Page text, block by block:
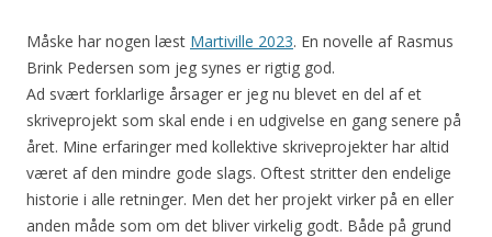
Måske har nogen læst Martiville 2023. En novelle af Rasmus
Brink Pedersen som jeg synes er rigtig god.
Ad svært forklarlige årsager er jeg nu blevet en del af et
skriveprojekt som skal ende i en udgivelse en gang senere på
året. Mine erfaringer med kollektive skriveprojekter har altid
været af den mindre gode slags. Oftest stritter den endelige
historie i alle retninger. Men det her projekt virker på en eller
anden måde som om det bliver virkelig godt. Både på grund